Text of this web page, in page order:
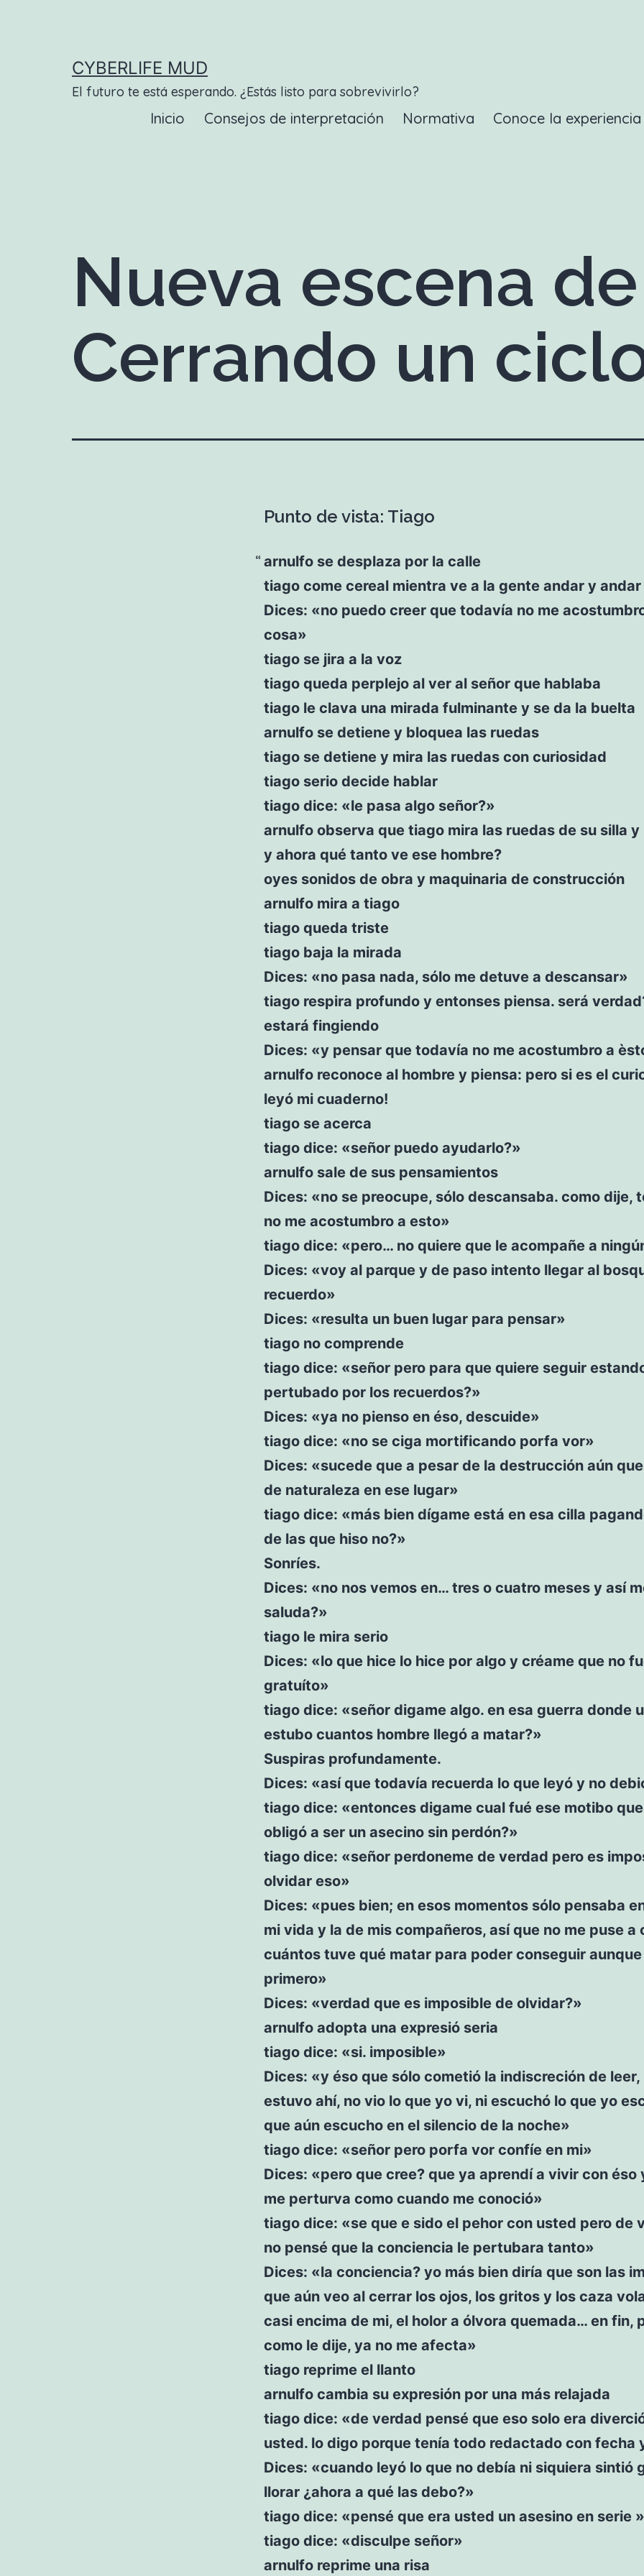
CYBERLIFE MUD
El futuro te está esperando. ¿Estás listo para sobrevivirlo?
Inicio Consejos de interpretación Normativa Conoce la
Nueva escena
Cerrando un
Punto de vista: Tiago
arnulfo se desplaza por la calle
tiago come cereal mientra ve a la gente andar y andar
Dices: «no puedo creer que todavía no me
cosa»
tiago se jira a la voz
tiago queda perplejo al ver al señor que hablaba
tiago le clava una mirada fulminante y se da la buelta
arnulfo se detiene y bloquea las ruedas
tiago se detiene y mira las ruedas con curiosidad
tiago serio decide hablar
tiago dice: «le pasa algo señor?»
arnulfo observa que tiago mira las ruedas de su silla y
y ahora qué tanto ve ese hombre?
oyes sonidos de obra y maquinaria de construcción
arnulfo mira a tiago
tiago queda triste
tiago baja la mirada
Dices: «no pasa nada, sólo me detuve a descansar»
tiago respira profundo y entonses piensa. será
estará fingiendo
Dices: «y pensar que todavía no me acostumbro a
arnulfo reconoce al hombre y piensa: pero si es el
leyó mi cuaderno!
tiago se acerca
tiago dice: «señor puedo ayudarlo?»
arnulfo sale de sus pensamientos
Dices: «no se preocupe, sólo descansaba. como dije,
no me acostumbro a esto»
tiago dice: «pero… no quiere que le acompañe a
Dices: «voy al parque y de paso intento llegar al
recuerdo»
Dices: «resulta un buen lugar para pensar»
tiago no comprende
tiago dice: «señor pero para que quiere seguir
pertubado por los recuerdos?»
Dices: «ya no pienso en éso, descuide»
tiago dice: «no se ciga mortificando porfa vor»
Dices: «sucede que a pesar de la destrucción aún
de naturaleza en ese lugar»
tiago dice: «más bien dígame está en esa cilla
de las que hiso no?»
Sonríes.
Dices: «no nos vemos en… tres o cuatro meses y así
saluda?»
tiago le mira serio
Dices: «lo que hice lo hice por algo y créame que no
gratuíto»
tiago dice: «señor digame algo. en esa guerra donde
estubo cuantos hombre llegó a matar?»
Suspiras profundamente.
Dices: «así que todavía recuerda lo que leyó y no
tiago dice: «entonces digame cual fué ese motibo
obligó a ser un asecino sin perdón?»
tiago dice: «señor perdoneme de verdad pero es
olvidar eso»
Dices: «pues bien; en esos momentos sólo pensaba
mi vida y la de mis compañeros, así que no me puse a
cuántos tuve qué matar para poder conseguir aunque
primero»
Dices: «verdad que es imposible de olvidar?»
arnulfo adopta una expresió seria
tiago dice: «si. imposible»
Dices: «y éso que sólo cometió la indiscreción de leer,
estuvo ahí, no vio lo que yo vi, ni escuchó lo que yo
que aún escucho en el silencio de la noche»
tiago dice: «señor pero porfa vor confíe en mi»
Dices: «pero que cree? que ya aprendí a vivir con éso
me perturva como cuando me conoció»
tiago dice: «se que e sido el pehor con usted pero de
no pensé que la conciencia le pertubara tanto»
Dices: «la conciencia? yo más bien diría que son las
que aún veo al cerrar los ojos, los gritos y los caza
casi encima de mi, el holor a ólvora quemada… en fin,
como le dije, ya no me afecta»
tiago reprime el llanto
arnulfo cambia su expresión por una más relajada
tiago dice: «de verdad pensé que eso solo era
usted. lo digo porque tenía todo redactado con fecha
Dices: «cuando leyó lo que no debía ni siquiera sintió
llorar ¿ahora a qué las debo?»
tiago dice: «pensé que era usted un asesino en serie »
tiago dice: «disculpe señor»
arnulfo reprime una risa